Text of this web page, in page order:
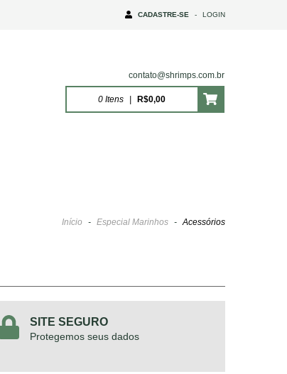
CADASTRE-SE - LOGIN
contato@shrimps.com.br
0Itens | R$0,00
Início - Especial Marinhos - Acessórios
SITE SEGURO
Protegemos seus dados